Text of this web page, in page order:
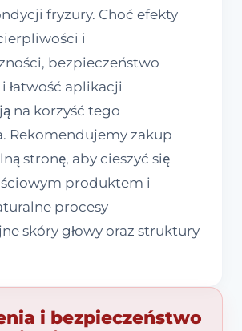
fryzury. Choć efekty
i
bezpieczeństwo
łatwość aplikacji
na korzyść tego
Rekomendujemy zakup
stronę, aby cieszyć się
produktem i
procesy
skóry głowy oraz struktury
i bezpieczeństwo